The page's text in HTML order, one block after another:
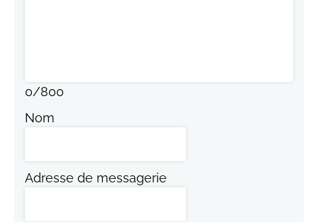
0/800
Nom
Adresse de messagerie